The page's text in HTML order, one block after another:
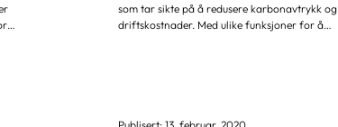
som tar sikte på å redusere karbonavtrykk og
driftskostnader. Med ulike funksjoner for å
material- og filhåndteringssystemer har stor